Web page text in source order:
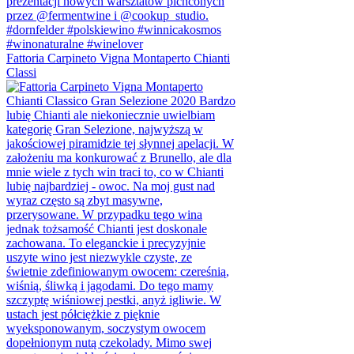
Fattoria Carpineto Vigna Montaperto Chianti
Classi